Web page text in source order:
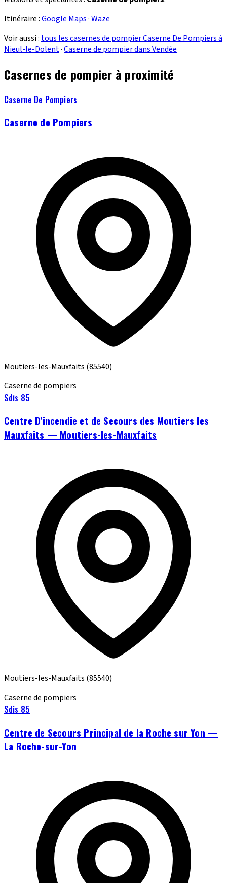
Itinéraire :Google Maps·Waze
Voir aussi : tous les casernes de pompier Caserne De Pompiers à
Nieul-le-Dolent·Caserne de pompier dans Vendée
Casernes de pompier à proximité
Caserne De Pompiers
Caserne de Pompiers
Moutiers-les-Mauxfaits (85540)
Caserne de pompiers
Sdis 85
Centre D'incendie et de Secours des Moutiers les
Mauxfaits — Moutiers-les-Mauxfaits
Moutiers-les-Mauxfaits (85540)
Caserne de pompiers
Sdis 85
Centre de Secours Principal de la Roche sur Yon —
La Roche-sur-Yon